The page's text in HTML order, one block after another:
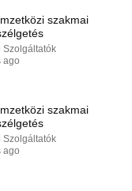
szakmai
Szolgáltatók
ago
szakmai
Szolgáltatók
ago